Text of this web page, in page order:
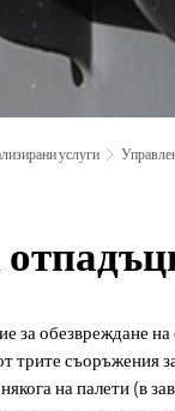
услуги
за обезвреждане
трите съоръжения
на палети (в